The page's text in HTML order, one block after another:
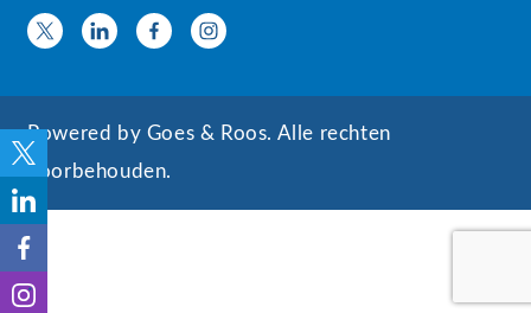
Powered by Goes & Roos. Alle rechten
voorbehouden.